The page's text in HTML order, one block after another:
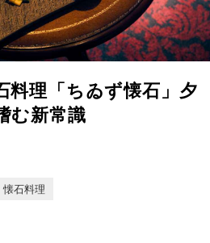
料理「ちゐず懐石」夕
む新常識
懐石料理